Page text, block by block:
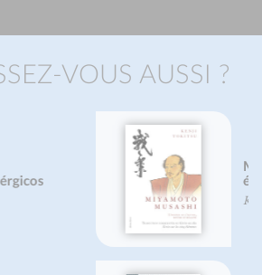
VOUS AUSSI ?
Miyamoto Musashi - nouvelle
édition